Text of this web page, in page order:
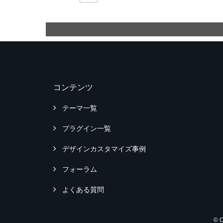
コンテンツ
テーマ一覧
プラグイン一覧
デザインカスタマイズ事例
フォーラム
よくある質問
©